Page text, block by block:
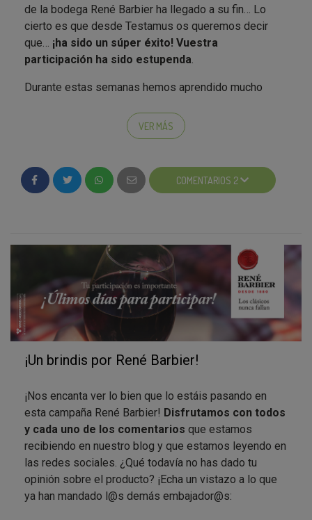
de la bodega René Barbier ha llegado a su fin… Lo
cierto es que desde Testamus os queremos decir
que… ¡ha sido un súper éxito! Vuestra
participación ha sido estupenda
Durante estas semanas hemos aprendido mucho
las variedades de vinos, cómo realizar una cata, qué
sabores y aromas puede desprender una variedad
en grande viendo vuestras fotos y vuestras
experiencias con René Barbier. De lo que habéis
VER MÁS
COMENTARIOS 2
¡Un brindis por René Barbier!
¡Nos encanta ver lo bien que lo estáis pasando en
esta campaña René Barbier! Disfrutamos con todos
y cada uno de los comentarios que estamos
recibiendo en nuestro blog y que estamos leyendo en
las redes sociales. ¿Qué todavía no has dado tu
opinión sobre el producto? ¡Echa un vistazo a lo que
ya han mandado l@s demás embajador@s: